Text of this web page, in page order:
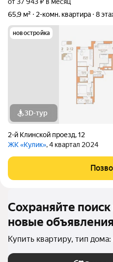
65,9 м²
2-комн. квартира 8
новостройка
3D-тур
2-й Клинской проезд,12
ЖК «Кулик», 4 квартал 2024
Сохраняйте поиск
новые объявления
Купить квартиру, тип